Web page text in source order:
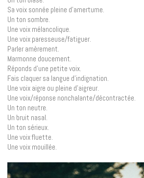
Sa voix sonnée pleine d’amertume.
Un ton sombre.
Une voix mélancolique.
Une voix paresseuse/fatiguer.
Parler amèrement.
Marmonne doucement.
Réponds d’une petite voix.
Fais claquer sa langue d’indignation.
Une voix aigre ou pleine d’aigreur.
Une voix/réponse nonchalante/décontractée.
Un ton neutre.
Un bruit nasal.
Un ton sérieux.
Une voix fluette.
Une voix mouillée.